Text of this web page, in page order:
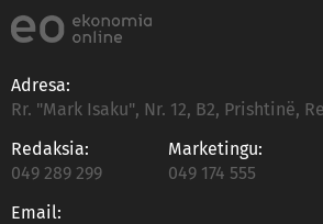
Adresa:
Rr. "Mark Isaku", Nr. 12, B2, Prishtinë,
Redaksia:
049 289 299
Marketingu:
049 174 555
Email: